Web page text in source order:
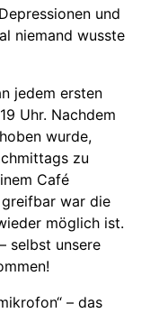
und
niemand wusste
jedem ersten
Uhr. Nachdem
wurde,
zu
Café
war die
möglich ist.
selbst unsere
– das